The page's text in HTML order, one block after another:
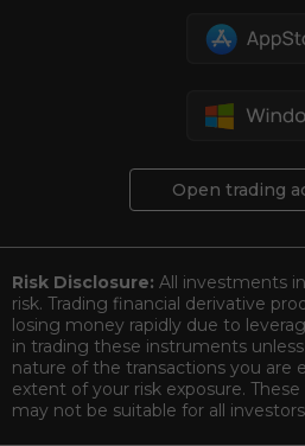
Open trading
Risk Disclosure: All investments
risk. Trading financial derivative
losing money rapidly due to
in trading these instruments
nature of the transactions you are
extent of your risk exposure.
may not be suitable for all